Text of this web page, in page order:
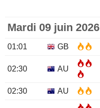
Mardi 09 juin 2026
01:01 GB
02:30 AU
02:30 AU